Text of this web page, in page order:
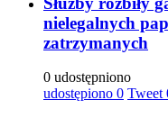
nielegalnych
zatrzymanych
0 udostępniono
udostępiono 0 Tweet